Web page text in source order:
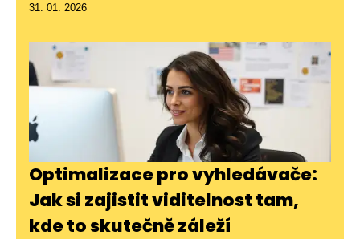
31. 01. 2026
Optimalizace pro vyhledávače:
Jak si zajistit viditelnost tam,
kde to skutečně záleží